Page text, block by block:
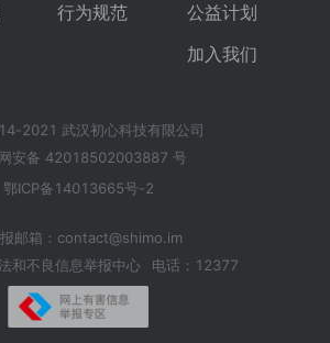
行为规范
公益计划
加入我们
2021 武汉初心科技有限公司
安备 42018502003887 号
鄂ICP备14013665号-2
邮箱：contact@shimo.im
和不良信息举报中心
电话：12377